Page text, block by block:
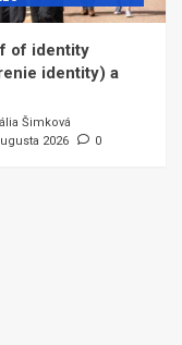
of identity
identity) a
Šimková
2026
0